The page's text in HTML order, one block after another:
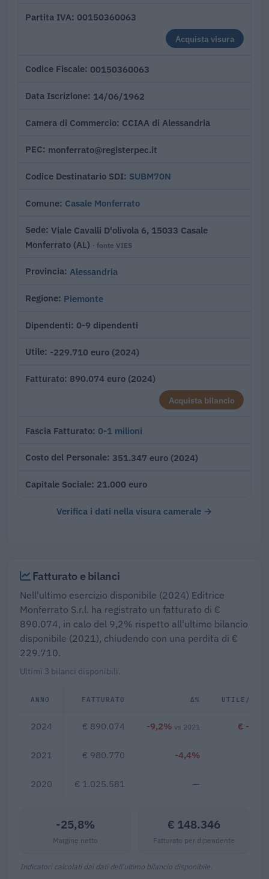
Partita IVA 00150360063
Acquista visura
Codice Fiscale 00150360063
Data Iscrizione 14/06/1962
Camera di Commercio CCIAA di Alessandria
PEC monferrato@registerpec.it
Codice Destinatario SDI SUBM70N
Comune Casale Monferrato
Sede Viale Cavalli D'olivola 6, 15033 Casale
Monferrato (AL) · fonte VIES
Provincia Alessandria
Regione Piemonte
Dipendenti 0-9 dipendenti
Utile -229.710 euro (2024)
Fatturato 890.074 euro (2024)
Acquista bilancio
Fascia Fatturato 0-1 milioni
Costo del Personale 351.347 euro (2024)
Capitale Sociale 21.000 euro
Verifica i dati nella visura camerale →
Fatturato e bilanci
Nell'ultimo esercizio disponibile (2024) Editrice
Monferrato S.r.l. ha registrato un fatturato di €
890.074, in calo del 9,2% rispetto all'ultimo bilancio
disponibile (2021), chiudendo con una perdita di €
229.710.
Ultimi 3 bilanci disponibili.
ANNO FATTURATO Δ% UTILE/
2024 € 890.074 -9,2% vs 2021 € -
2021 € 980.770 -4,4%
2020 € 1.025.581 —
-25,8%
Margine netto
€ 148.346
Fatturato per dipendente
Indicatori calcolati dai dati dell'ultimo bilancio disponibile.